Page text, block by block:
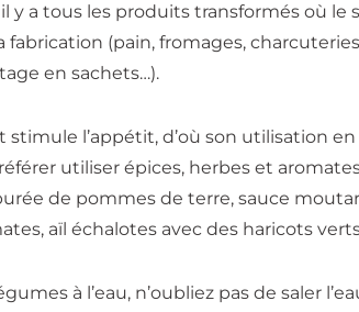
y a tous les produits transformés où le
(pain, fromages,
en sachets…).
l’appétit, d’où son utilisation en
utiliser épices, herbes et
de pommes de terre, sauce
aïl échalotes avec des haricots
à l’eau, n’oubliez pas de saler